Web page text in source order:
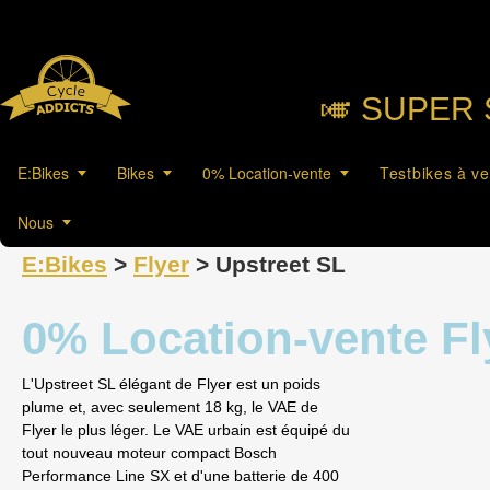
🎺︎ SUPER
E:Bikes Bikes 0% Location-vente Testbikes à
Nous
E:Bikes > Flyer > Upstreet SL
0% Location-vente
L'Upstreet SL élégant de Flyer est un poids
plume et, avec seulement 18 kg, le VAE de
Flyer le plus léger. Le VAE urbain est équipé du
tout nouveau moteur compact Bosch
Performance Line SX et d'une batterie de 400